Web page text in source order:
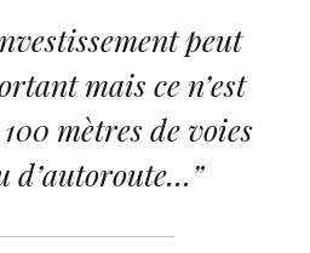
peut
mais ce n’est
mètres de voies
d’autoroute…”